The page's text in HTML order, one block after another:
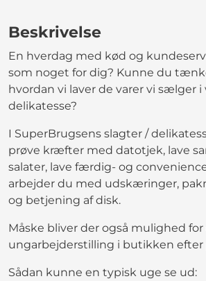
Beskrivelse
En hverdag med kød og
som noget for dig? Kunne du
hvordan vi laver de varer vi sælger i
delikatesse?
I SuperBrugsens slagter /
prøve kræfter med datotjek, lave
salater, lave færdig- og
arbejder du med udskæringer,
og betjening af disk.
Måske bliver der også mulighed for
ungarbejderstilling i butikken
Sådan kunne en typisk uge se ud: